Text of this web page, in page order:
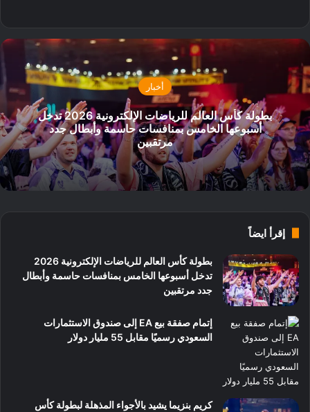
أخبار
بطولة كأس العالم للرياضات الإلكترونية 2026 تدخل
أسبوعها الخامس بمنافسات حاسمة وأبطال جدد
مرتقبين
إقرأ ايضاً
بطولة كأس العالم للرياضات الإلكترونية 2026
تدخل أسبوعها الخامس بمنافسات حاسمة وأبطال
جدد مرتقبين
إتمام صفقة بيع EA إلى صندوق الاستثمارات
السعودي رسميًا مقابل 55 مليار دولار
كريم بنزيما يشيد بالأجواء المذهلة لبطولة كأس